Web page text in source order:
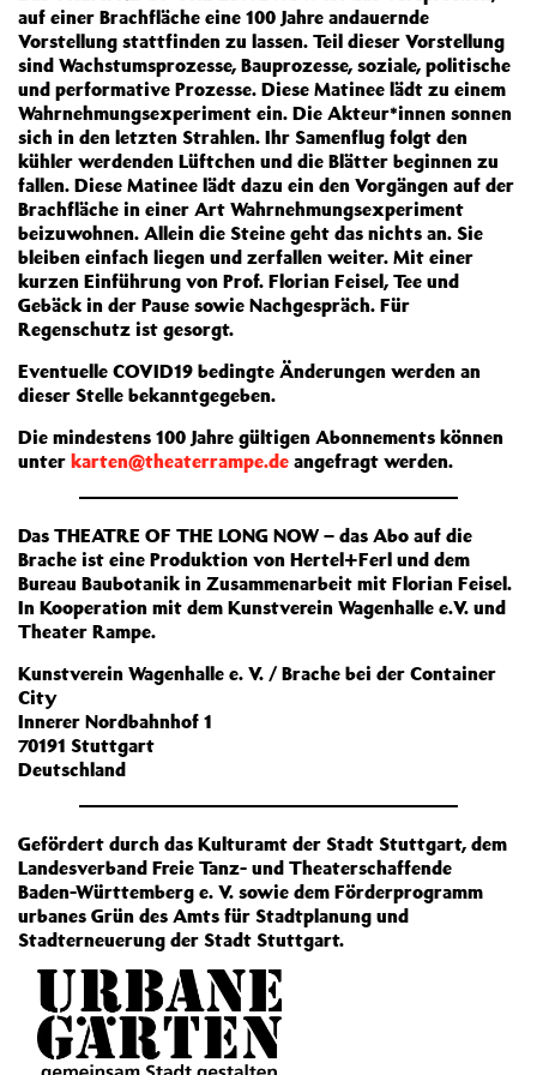
auf einer Brachfläche eine 100 Jahre andauernde
Vorstellung stattfinden zu lassen. Teil dieser Vorstellung
sind Wachstumsprozesse, Bauprozesse, soziale, politische
und performative Prozesse. Diese Matinee lädt zu einem
Wahrnehmungsexperiment ein. Die Akteur*innen sonnen
sich in den letzten Strahlen. Ihr Samenflug folgt den
kühler werdenden Lüftchen und die Blätter beginnen zu
fallen. Diese Matinee lädt dazu ein den Vorgängen auf der
Brachfläche in einer Art Wahrnehmungsexperiment
beizuwohnen. Allein die Steine geht das nichts an. Sie
bleiben einfach liegen und zerfallen weiter. Mit einer
kurzen Einführung von Prof. Florian Feisel, Tee und
Gebäck in der Pause sowie Nachgespräch. Für
Regenschutz ist gesorgt.
Eventuelle COVID19 bedingte Änderungen werden an
dieser Stelle bekanntgegeben.
Die mindestens 100 Jahre gültigen Abonnements können
unter karten@theaterrampe.de angefragt werden.
Das THEATRE OF THE LONG NOW – das Abo auf die
Brache ist eine Produktion von Hertel+Ferl und dem
Bureau Baubotanik in Zusammenarbeit mit Florian Feisel.
In Kooperation mit dem Kunstverein Wagenhalle e.V. und
Theater Rampe.
Kunstverein Wagenhalle e. V. / Brache bei der Container
City
Innerer Nordbahnhof 1
70191 Stuttgart
Deutschland
Gefördert durch das Kulturamt der Stadt Stuttgart, dem
Landesverband Freie Tanz- und Theaterschaffende
Baden-Württemberg e. V. sowie dem Förderprogramm
urbanes Grün des Amts für Stadtplanung und
Stadterneuerung der Stadt Stuttgart.